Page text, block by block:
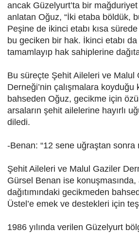
ancak Güzelyurt’ta bir mağduriyet
anlatan Oğuz, “İki etaba böldük,
Peşine de ikinci etabı kısa
bu geciken bir hak. İkinci etabı da
tamamlayıp hak sahiplerine
Bu süreçte Şehit Aileleri ve Malul
Derneği’nin çalışmalara koyduğu
bahseden Oğuz, gecikme için
arsaların şehit ailelerine hayırlı
diledi.
-Benan: “12 sene uğraştan sonra
Şehit Aileleri ve Malul Gaziler
Gürsel Benan ise konuşmasında,
dağıtımındaki gecikmeden
Üstel’e emek ve destekleri için
1986 yılında verilen Güzelyurt